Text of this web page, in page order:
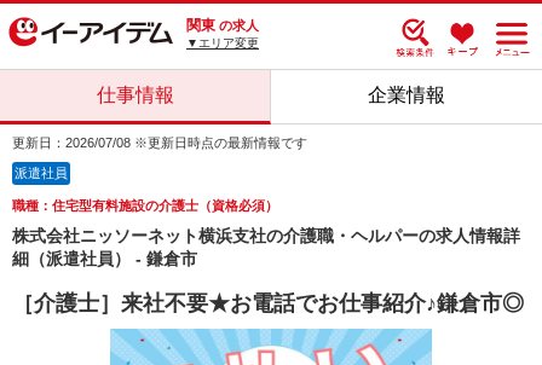
関東 の求人
▼エリア変更
仕事情報 企業情報
更新日：2026/07/08 ※更新日時点の最新情報です
派遣社員
職種：住宅型有料施設の介護士（資格必須）
株式会社ニッソーネット横浜支社の介護職・ヘルパーの求人情報詳
細（派遣社員） - 鎌倉市
［介護士］来社不要★お電話でお仕事紹介♪鎌倉市◎